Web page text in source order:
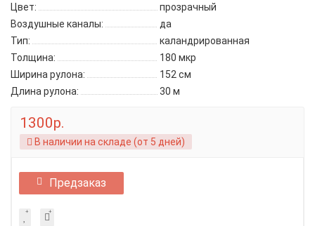
Цвет:
прозрачный
Воздушные каналы:
да
Тип:
каландрированная
Толщина:
180 мкр
Ширина рулона:
152 см
Длина рулона:
30 м
1300р.
В наличии на складе (от 5 дней)
Предзаказ